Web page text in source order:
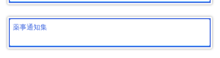
薬事通知集